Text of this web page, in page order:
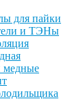
для пайки
и ТЭНы
медные